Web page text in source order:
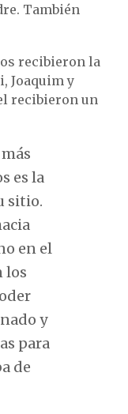
También
recibieron la
Joaquim y
recibieron un
es la
sitio.
en el
los
y
para
de